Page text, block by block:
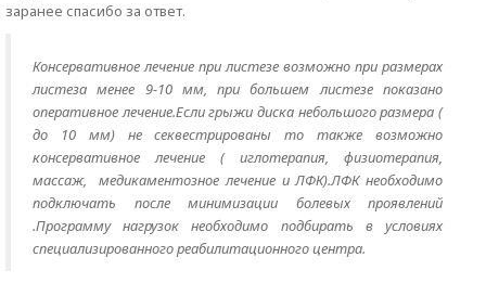
заранее спасибо за ответ.
Консервативное лечение при листезе возможно при размерах
листеза менее 9-10 мм, при большем листезе показано
оперативное лечение.Если грыжи диска небольшого размера (
до 10 мм) не секвестрированы то также возможно
консервативное лечение ( иглотерапия, физиотерапия,
массаж, медикаментозное лечение и ЛФК).ЛФК необходимо
подключать после минимизации болевых проявлений
.Программу нагрузок необходимо подбирать в условиях
специализированного реабилитационного центра.